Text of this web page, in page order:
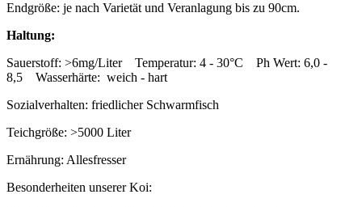
Endgröße: je nach Varietät und Veranlagung bis zu 90cm.
Haltung:
Sauerstoff: >6mg/Liter Temperatur: 4 - 30°C Ph Wert: 6,0 -
8,5 Wasserhärte: weich - hart
Sozialverhalten: friedlicher Schwarmfisch
Teichgröße: >5000 Liter
Ernährung: Allesfresser
Besonderheiten unserer Koi: